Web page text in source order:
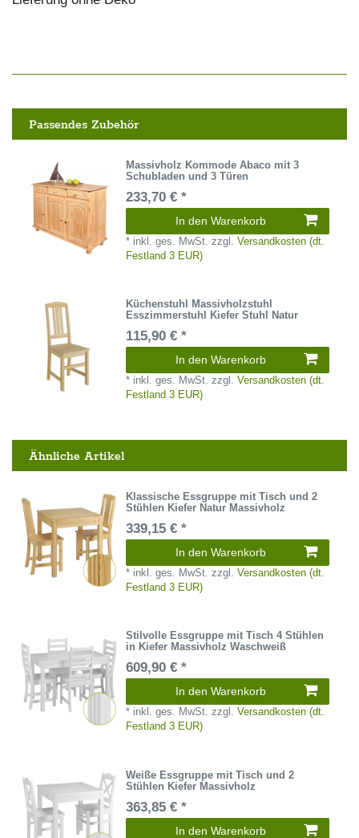
Passendes Zubehör
Massivholz Kommode Abaco mit 3
Schubladen und 3 Türen
233,70 € *
In den Warenkorb
* inkl. ges. MwSt. zzgl.Versandkosten (dt.
Festland 3 EUR)
Küchenstuhl Massivholzstuhl
Esszimmerstuhl Kiefer Stuhl Natur
115,90 € *
In den Warenkorb
* inkl. ges. MwSt. zzgl.Versandkosten (dt.
Festland 3 EUR)
Ähnliche Artikel
Klassische Essgruppe mit Tisch und 2
Stühlen Kiefer Natur Massivholz
339,15 € *
In den Warenkorb
* inkl. ges. MwSt. zzgl.Versandkosten (dt.
Festland 3 EUR)
Stilvolle Essgruppe mit Tisch 4 Stühlen
in Kiefer Massivholz Waschweiß
609,90 € *
In den Warenkorb
* inkl. ges. MwSt. zzgl.Versandkosten (dt.
Festland 3 EUR)
Weiße Essgruppe mit Tisch und 2
Stühlen Kiefer Massivholz
363,85 € *
In den Warenkorb